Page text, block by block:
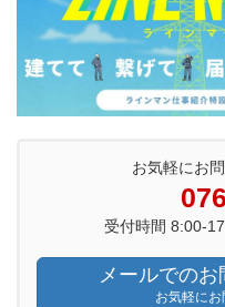
お気軽にお
受付時間 8:00-
メールでのお
お気軽に